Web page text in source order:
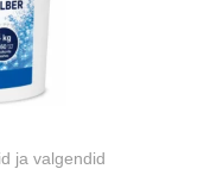
ja valgendid